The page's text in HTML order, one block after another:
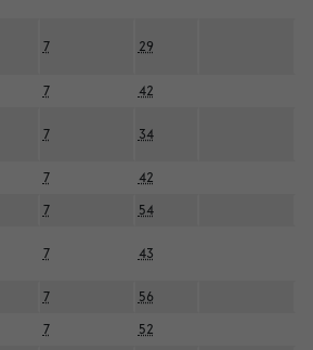
7 29
7 42
7 34
7
42
7 54
7 43
7
56
7
52